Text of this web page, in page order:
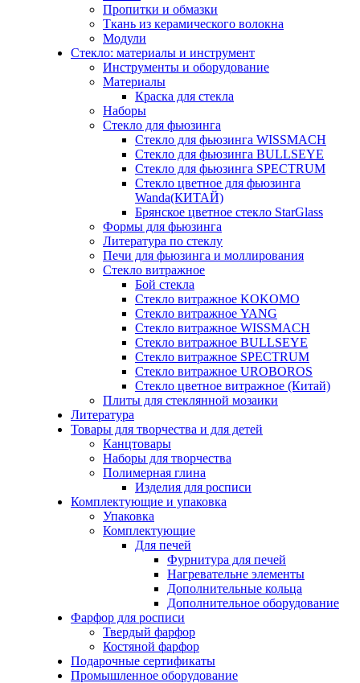
Пропитки и обмазки
Ткань из керамического волокна
Модули
Стекло: материалы и инструмент
Инструменты и оборудование
Материалы
Краска для стекла
Наборы
Стекло для фьюзинга
Стекло для фьюзинга WISSMACH
Стекло для фьюзинга BULLSEYE
Стекло для фьюзинга SPECTRUM
Стекло цветное для фьюзинга
Wanda(КИТАЙ)
Брянское цветное стекло StarGlass
Формы для фьюзинга
Литература по стеклу
Печи для фьюзинга и моллирования
Стекло витражное
Бой стекла
Стекло витражное KOKOMO
Стекло витражное YANG
Стекло витражное WISSMACH
Стекло витражное BULLSEYE
Стекло витражное SPECTRUM
Стекло витражное UROBOROS
Стекло цветное витражное (Китай)
Плиты для стеклянной мозаики
Литература
Товары для творчества и для детей
Канцтовары
Наборы для творчества
Полимерная глина
Изделия для росписи
Комплектующие и упаковка
Упаковка
Комплектующие
Для печей
Фурнитура для печей
Нагревательне элементы
Дополнительные кольца
Дополнительное оборудование
Фарфор для росписи
Твердый фарфор
Костяной фарфор
Подарочные сертификаты
Промышленное оборудование